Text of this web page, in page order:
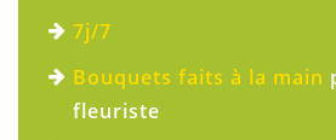
7j/7
Bouquets faits à la main
fleuriste